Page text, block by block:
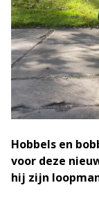
Hobbels en
voor deze
hij zijn